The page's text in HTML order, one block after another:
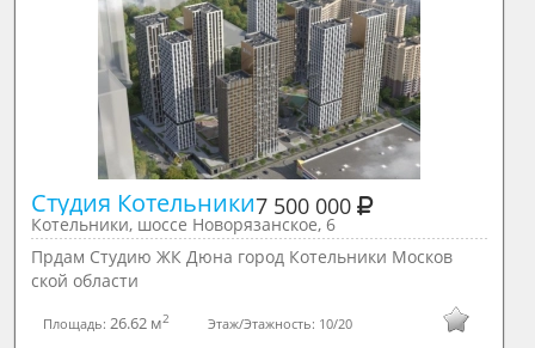
Студия Котельники7 500 000
Котельники, шоссе Новорязанское, 6
Прдам Студию ЖК Дюна город Котельники Москов
ской области
Площадь: 26.62 м2 Этаж/Этажность: 10/20